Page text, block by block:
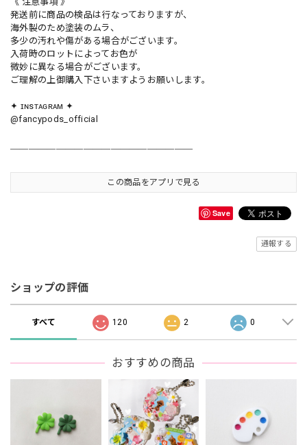
発送前に商品の検品は行なっておりますが、
海外製のため塗装のムラ、
多少の汚れや傷がある場合がございます。
入荷時のロットによってお色が
微妙に異なる場合がございます。
ご理解の上御購入下さいますようお願いします。
✦ ɪɴsᴛᴀɢʀᴀᴍ ✦
@fancypods_official
この商品をアプリで見る
Save
通報する
ショップの評価
すべて 120 2 0
おすすめの商品